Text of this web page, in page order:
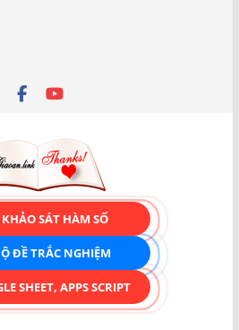
SÁT HÀM SỐ
ĐỀ TRẮC NGHIỆM
SHEET, APPS SCRIPT